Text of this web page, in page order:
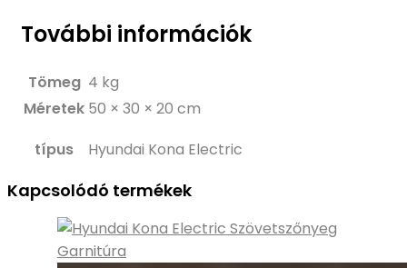
További információk
Tömeg 4 kg
Méretek 50 × 30 × 20 cm
típus
Hyundai Kona Electric
Kapcsolódó termékek